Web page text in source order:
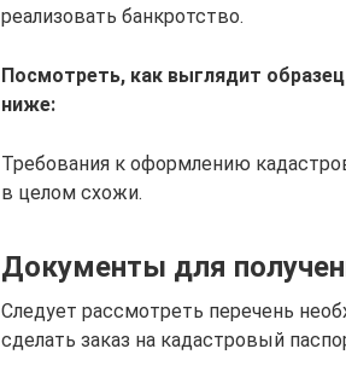
реализовать банкротство.
Посмотреть, как выглядит
ниже:
Требования к оформлению
в целом схожи.
Документы для
Следует рассмотреть перечень
сделать заказ на кадастровый